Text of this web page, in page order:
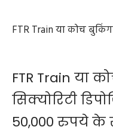
FTR Train या कोच
FTR Train या
सिक्योरिटी
50,000 रुपये के